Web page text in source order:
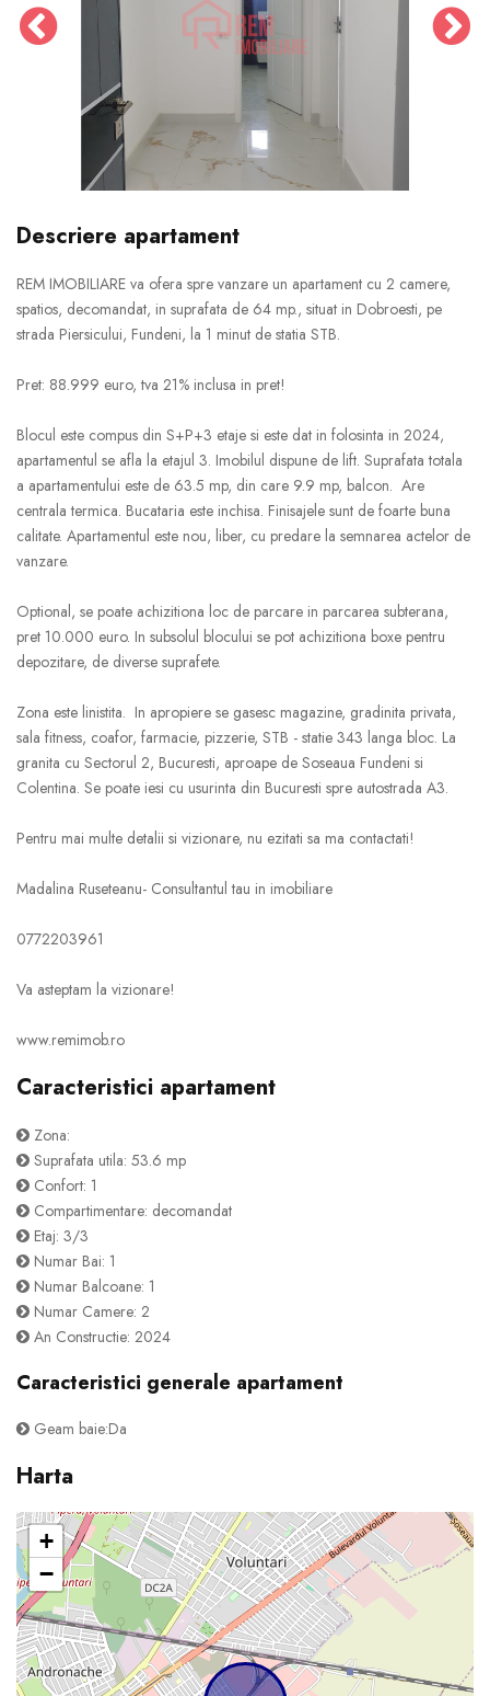
Descriere apartament
REM IMOBILIARE va ofera spre vanzare un apartament cu 2 camere,
spatios, decomandat, in suprafata de 64 mp., situat in Dobroesti, pe
strada Piersicului, Fundeni, la 1 minut de statia STB.
Pret: 88.999 euro, tva 21% inclusa in pret!
Blocul este compus din S+P+3 etaje si este dat in folosinta in 2024,
apartamentul se afla la etajul 3. Imobilul dispune de lift. Suprafata totala
a apartamentului este de 63.5 mp, din care 9.9 mp, balcon. Are
centrala termica. Bucataria este inchisa. Finisajele sunt de foarte buna
calitate. Apartamentul este nou, liber, cu predare la semnarea actelor de
vanzare.
Optional, se poate achizitiona loc de parcare in parcarea subterana,
pret 10.000 euro. In subsolul blocului se pot achizitiona boxe pentru
depozitare, de diverse suprafete.
Zona este linistita. In apropiere se gasesc magazine, gradinita privata,
sala fitness, coafor, farmacie, pizzerie, STB - statie 343 langa bloc. La
granita cu Sectorul 2, Bucuresti, aproape de Soseaua Fundeni si
Colentina. Se poate iesi cu usurinta din Bucuresti spre autostrada A3.
Pentru mai multe detalii si vizionare, nu ezitati sa ma contactati!
Madalina Ruseteanu- Consultantul tau in imobiliare
0772203961
Va asteptam la vizionare!
www.remimob.ro
Caracteristici apartament
Zona:
Suprafata utila: 53.6 mp
Confort: 1
Compartimentare: decomandat
Etaj: 3/3
Numar Bai: 1
Numar Balcoane: 1
Numar Camere: 2
An Constructie: 2024
Caracteristici generale apartament
Geam baie:Da
Harta
+
−